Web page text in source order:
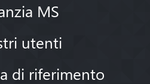
MS
utenti
di riferimento